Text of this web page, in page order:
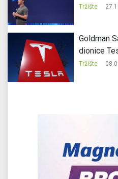
Tržište
Goldman
dionice
Tržište